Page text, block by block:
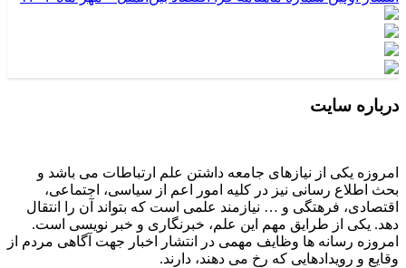
درباره سایت
امروزه یکی از نیازهای جامعه داشتن علم ارتباطات می باشد و
بحث اطلاع رسانی نیز در کلیه امور اعم از سیاسی، اجتماعی،
اقتصادی، فرهتگی و … نیازمند علمی است که بتواند آن را انتقال
دهد. یکی از طرایق مهم این علم، خبرنگاری و خبر نویسی است.
امروزه رسانه ها وظایف مهمی در انتشار اخبار جهت آگاهی مردم از
وقایع و رویدادهایی که رخ می دهند، دارند.